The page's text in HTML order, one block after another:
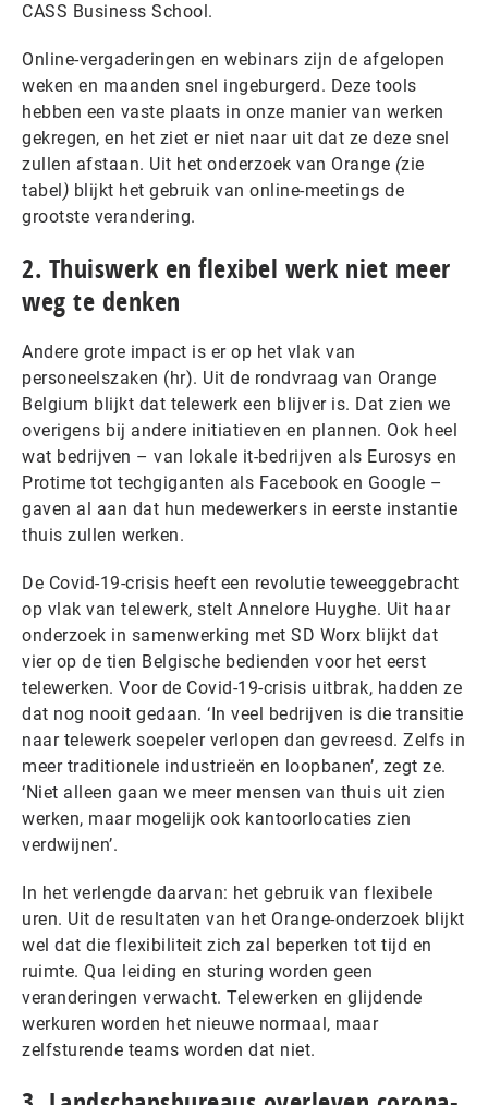
CASS Business School.
Online-vergaderingen en webinars zijn de afgelopen
weken en maanden snel ingeburgerd. Deze tools
hebben een vaste plaats in onze manier van werken
gekregen, en het ziet er niet naar uit dat ze deze snel
zullen afstaan. Uit het onderzoek van Orange (zie
tabel) blijkt het gebruik van online-meetings de
grootste verandering.
2. Thuiswerk en flexibel werk niet meer
weg te denken
Andere grote impact is er op het vlak van
personeelszaken (hr). Uit de rondvraag van Orange
Belgium blijkt dat telewerk een blijver is. Dat zien we
overigens bij andere initiatieven en plannen. Ook heel
wat bedrijven – van lokale it-bedrijven als Eurosys en
Protime tot techgiganten als Facebook en Google –
gaven al aan dat hun medewerkers in eerste instantie
thuis zullen werken.
De Covid-19-crisis heeft een revolutie teweeggebracht
op vlak van telewerk, stelt Annelore Huyghe. Uit haar
onderzoek in samenwerking met SD Worx blijkt dat
vier op de tien Belgische bedienden voor het eerst
telewerken. Voor de Covid-19-crisis uitbrak, hadden ze
dat nog nooit gedaan. ‘In veel bedrijven is die transitie
naar telewerk soepeler verlopen dan gevreesd. Zelfs in
meer traditionele industrieën en loopbanen’, zegt ze.
‘Niet alleen gaan we meer mensen van thuis uit zien
werken, maar mogelijk ook kantoorlocaties zien
verdwijnen’.
In het verlengde daarvan: het gebruik van flexibele
uren. Uit de resultaten van het Orange-onderzoek blijkt
wel dat die flexibiliteit zich zal beperken tot tijd en
ruimte. Qua leiding en sturing worden geen
veranderingen verwacht. Telewerken en glijdende
werkuren worden het nieuwe normaal, maar
zelfsturende teams worden dat niet.